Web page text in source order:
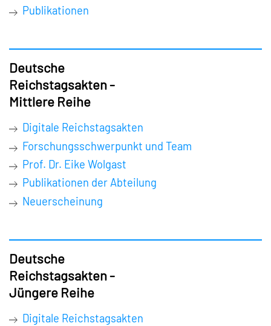
Publikationen
Deutsche
Reichstagsakten -
Mittlere Reihe
Digitale Reichstagsakten
Forschungsschwerpunkt und Team
Prof. Dr. Eike Wolgast
Publikationen der Abteilung
Neuerscheinung
Deutsche
Reichstagsakten -
Jüngere Reihe
Digitale Reichstagsakten